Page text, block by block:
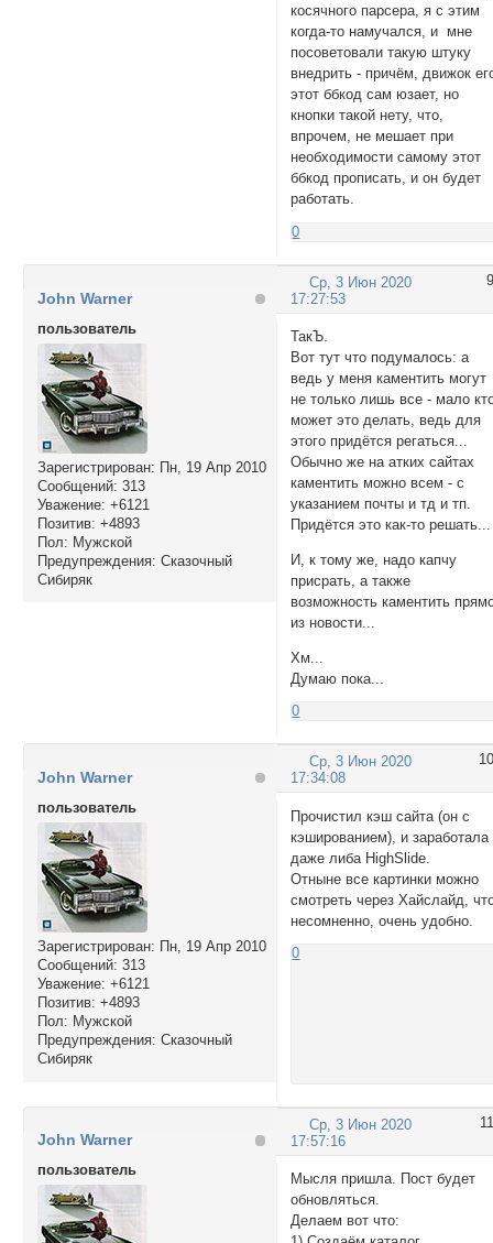
косячного парсера, я с этим
когда-то намучался, и мне
посоветовали такую штуку
внедрить - причём, движок
этот ббкод сам юзает, но
кнопки такой нету, что,
впрочем, не мешает при
необходимости самому этот
ббкод прописать, и он будет
работать.
0
9
Ср, 3 Июн 2020
17:27:53
John Warner
пользователь
Зарегистрирован: Пн, 19 Апр 2010
Сообщений: 313
Уважение: +6121
Позитив: +4893
Пол: Мужской
Предупреждения: Сказочный
Сибиряк
ТакЪ.
Вот тут что подумалось: а
ведь у меня каментить могут
не только лишь все - мало
может это делать, ведь для
этого придётся регаться...
Обычно же на атких сайтах
каментить можно всем - с
указанием почты и тд и тп.
Придётся это как-то решать...
И, к тому же, надо капчу
приcpать, а также
возможность каментить
из новости...
Хм...
Думаю пока...
0
10
Ср, 3 Июн 2020
17:34:08
John Warner
пользователь
Зарегистрирован: Пн, 19 Апр 2010
Сообщений: 313
Уважение: +6121
Позитив: +4893
Пол: Мужской
Предупреждения: Сказочный
Сибиряк
Прочистил кэш сайта (он с
кэшированием), и заработала
даже либа HighSlide.
Отныне все картинки можно
смотреть через Хайслайд,
несомненно, очень удобно.
0
11
Ср, 3 Июн 2020
17:57:16
John Warner
пользователь
Мысля пришла. Пост будет
обновляться.
Делаем вот что: